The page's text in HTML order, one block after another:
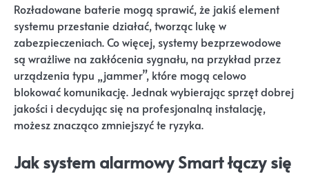
Rozładowane baterie mogą sprawić, że jakiś element
systemu przestanie działać, tworząc lukę w
zabezpieczeniach. Co więcej, systemy bezprzewodowe
są wrażliwe na zakłócenia sygnału, na przykład przez
urządzenia typu „jammer”, które mogą celowo
blokować komunikację. Jednak wybierając sprzęt dobrej
jakości i decydując się na profesjonalną instalację,
możesz znacząco zmniejszyć te ryzyka.
Jak system alarmowy Smart łączy się